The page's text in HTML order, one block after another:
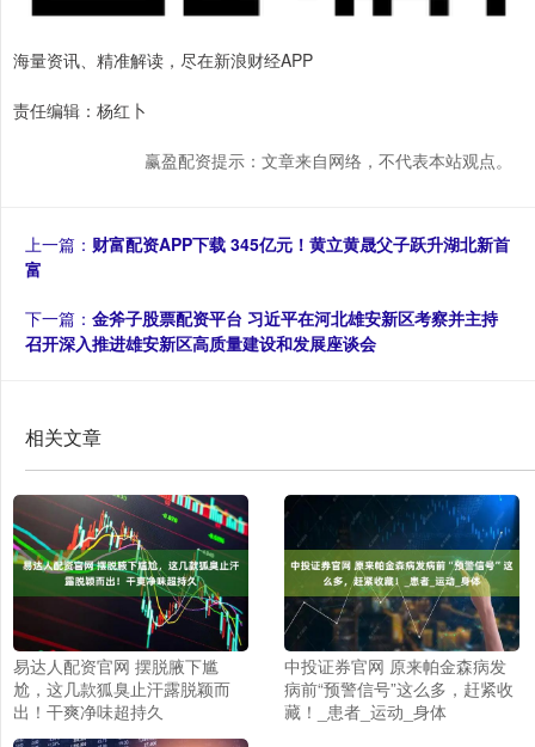
海量资讯、精准解读，尽在新浪财经APP
责任编辑：杨红卜
赢盈配资提示：文章来自网络，不代表本站观点。
上一篇： 财富配资APP下载 345亿元！黄立黄晟父子跃升湖北新首
富
下一篇： 金斧子股票配资平台 习近平在河北雄安新区考察并主持
召开深入推进雄安新区高质量建设和发展座谈会
相关文章
易达人配资官网 摆脱腋下尴
尬，这几款狐臭止汗露脱颖而
出！干爽净味超持久
中投证券官网 原来帕金森病发
病前“预警信号”这么多，赶紧收
藏！_患者_运动_身体